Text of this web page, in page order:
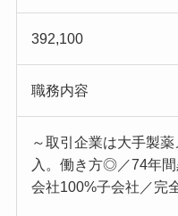
392,100
職務内容
～取引企業は大手製
入。働き方◎／74年
会社100%子会社／完